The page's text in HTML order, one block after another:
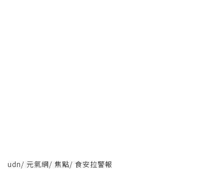
udn/ 元氣網/ 焦點/ 食安拉警報